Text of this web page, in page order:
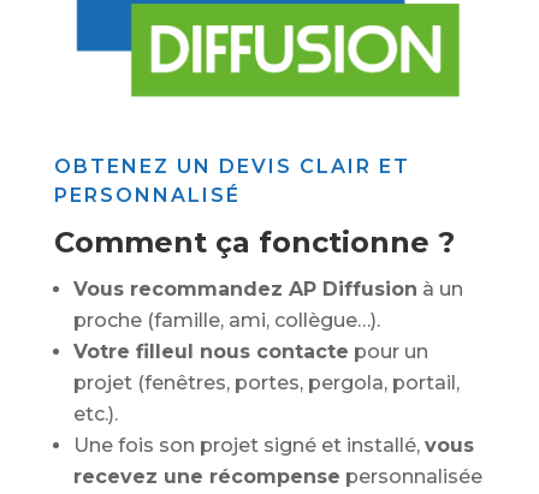
OBTENEZ UN DEVIS CLAIR ET
PERSONNALISÉ
Comment ça fonctionne ?
Vous recommandez AP Diffusion à un
proche (famille, ami, collègue…).
Votre filleul nous contacte pour un
projet (fenêtres, portes, pergola, portail,
etc.).
Une fois son projet signé et installé, vous
recevez une récompense personnalisée